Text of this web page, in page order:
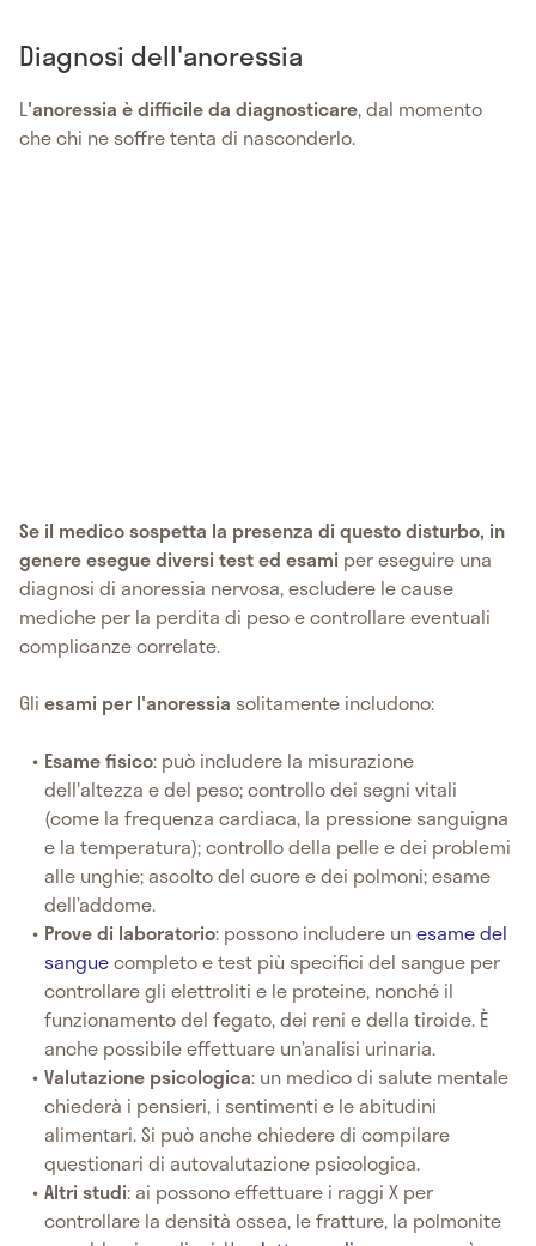
Diagnosi dell'anoressia
L'anoressia è difficile da diagnosticare,dal momento
che chi ne soffre tenta di nasconderlo.
Se il medico sospetta la presenza di questo disturbo, in
genere esegue diversi test ed esami per eseguire una
diagnosi di anoressia nervosa, escludere le cause
mediche per la perdita di peso e controllare eventuali
complicanze correlate.
Gli esami per l'anoressia solitamente includono:
Esame fisico: può includere la misurazione
dell'altezza e del peso; controllo dei segni vitali
(come la frequenza cardiaca, la pressione sanguigna
e la temperatura); controllo della pelle e dei problemi
alle unghie; ascolto del cuore e dei polmoni; esame
dell’addome.
Prove di laboratorio: possono includere unesame del
sanguecompleto e test più specifici del sangue per
controllare gli elettroliti e le proteine, nonché il
funzionamento del fegato, dei reni e della tiroide. È
anche possibile effettuare un’analisi urinaria.
Valutazione psicologica: un medico di salute mentale
chiederà i pensieri, i sentimenti e le abitudini
alimentari. Si può anche chiedere di compilare
questionari di autovalutazione psicologica.
Altri studi: ai possono effettuare i raggi X per
controllare la densità ossea, le fratture, la polmonite